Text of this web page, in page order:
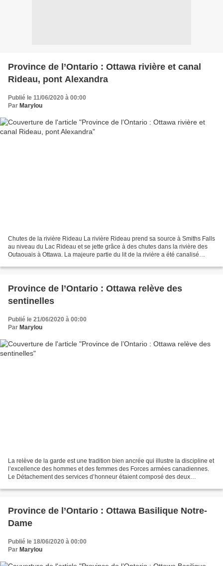
Province de l’Ontario : Ottawa rivière et canal
Rideau, pont Alexandra
Publié le 11/06/2020 à 00:00
Par Marylou
Chutes de la rivière Rideau La rivière Rideau prend sa source à Smiths Falls
au niveau du Lac Rideau et se jette grâce à des chutes dans la rivière des
Outaouais à Ottawa. La majeure partie du lit de la rivière a été canalisé
Province de l’Ontario : Ottawa relève des
sentinelles
Publié le 21/06/2020 à 00:00
Par Marylou
La relève de la garde est une tradition bien ancrée qui illustre la discipline et
l’excellence des hommes et des femmes des Forces armées canadiennes.
Le Détachement des services d’honneur étaient composé des deux
Province de l’Ontario : Ottawa Basilique Notre-
Dame
Publié le 18/06/2020 à 00:00
Par Marylou